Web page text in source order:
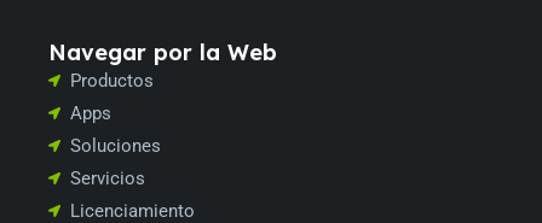
Navegar por la Web
Productos
Apps
Soluciones
Servicios
Licenciamiento